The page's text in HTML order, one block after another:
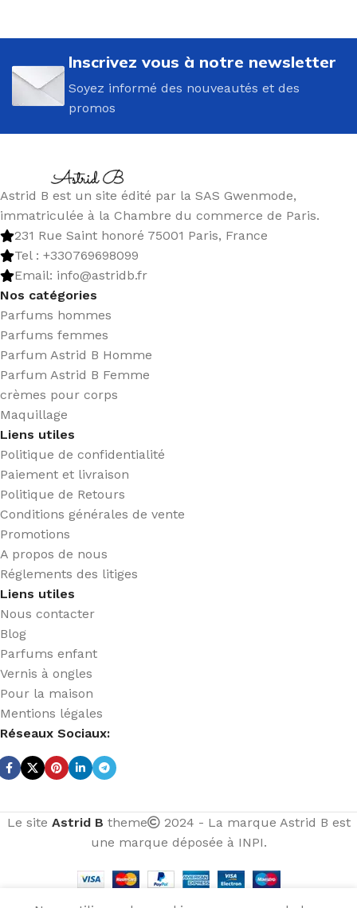
Inscrivez vous à notre newsletter
Soyez informé des nouveautés et des
promos
Astrid B est un site édité par la SAS Gwenmode,
immatriculée à la Chambre du commerce de Paris.
231 Rue Saint honoré 75001 Paris, France
Tel : +330769698099
Email: info@astridb.fr
Nos catégories
Parfums hommes
Parfums femmes
Parfum Astrid B Homme
Parfum Astrid B Femme
crèmes pour corps
Maquillage
Liens utiles
Politique de confidentialité
Paiement et livraison
Politique de Retours
Conditions générales de vente
Promotions
A propos de nous
Réglements des litiges
Liens utiles
Nous contacter
Blog
Parfums enfant
Vernis à ongles
Pour la maison
Mentions légales
Réseaux Sociaux:
Le site Astrid B theme
2024 - La marque Astrid B est
une marque déposée à INPI.
Vernis à
ongles